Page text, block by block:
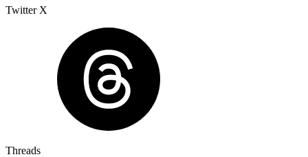
Twitter X
Threads